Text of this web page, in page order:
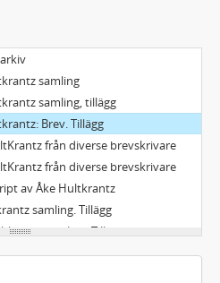
samling
samling, tillägg
Brev. Tillägg
från diverse brevskrivare
från diverse brevskrivare
av Åke Hultkrantz
samling. Tillägg
samling: Tillägg